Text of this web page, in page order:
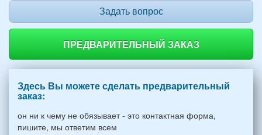
Задать вопрос
ПРЕДВАРИТЕЛЬНЫЙ ЗАКАЗ
Здесь Вы можете сделать предварительный
заказ:
он ни к чему не обязывает - это контактная форма,
пишите, мы ответим всем